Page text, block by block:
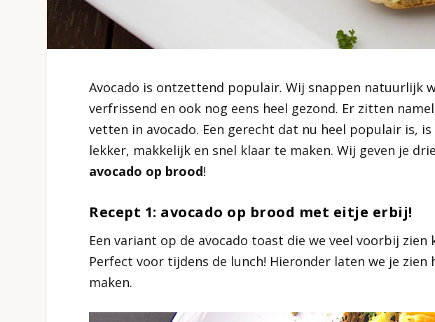
Avocado is ontzettend populair. Wij snappen natuurlijk
verfrissend en ook nog eens heel gezond. Er zitten
vetten in avocado. Een gerecht dat nu heel populair is,
lekker, makkelijk en snel klaar te maken. Wij geven je
avocado op brood!
Recept 1: avocado op brood met eitje erbij!
Een variant op de avocado toast die we veel voorbij
Perfect voor tijdens de lunch! Hieronder laten we je
maken.